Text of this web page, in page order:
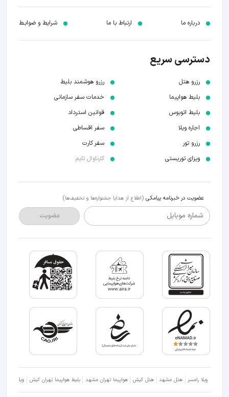
درباره ما ارتباط با ما شرایط و ضوابـط
دسترسی سریع
رزرو هتل
بلیط هواپیما
بلیط اتوبوس
اجاره ویلا
رزرو تور
ویزای توریستی
رزرو هوشمند بلیط
خدمات سفر سازمانی
قوانین استرداد
سفر اقساطی
سفر کارت
کارناوال تایم
عضویت در خبرنامه پیامکی (اطلاع از هدایا جشنواره‌ها و تخفیف‌ها)
شماره موبایل عضویت
ویلا رامسر هتل مشهد هتل کیش هواپیما تهران مشهد بلیط هواپیما تهران کیش ویلا شمال